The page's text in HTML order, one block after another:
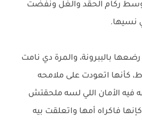
ركام الحقد والغل ونفضت
نسيها.
بالببرونة، والمرة دي نامت
كأنها اتعودت على ملامحه
فيه الأمان اللي لسه ملحقتش
فاكراه أمها واتعلقت بيه